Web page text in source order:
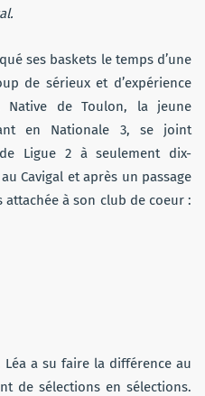
ses baskets le temps d’une
de sérieux et d’expérience
Native de Toulon, la jeune
en Nationale 3, se joint
Ligue 2 à seulement dix-
Cavigal et après un passage
attachée à son club de coeur :
Léa a su faire la différence au
de sélections en sélections.